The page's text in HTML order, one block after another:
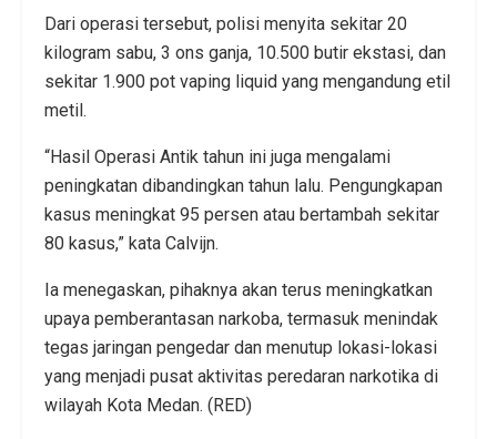
Dari operasi tersebut, polisi menyita sekitar 20
kilogram sabu, 3 ons ganja, 10.500 butir ekstasi, dan
sekitar 1.900 pot vaping liquid yang mengandung etil
metil.
“Hasil Operasi Antik tahun ini juga mengalami
peningkatan dibandingkan tahun lalu. Pengungkapan
kasus meningkat 95 persen atau bertambah sekitar
80 kasus,” kata Calvijn.
Ia menegaskan, pihaknya akan terus meningkatkan
upaya pemberantasan narkoba, termasuk menindak
tegas jaringan pengedar dan menutup lokasi-lokasi
yang menjadi pusat aktivitas peredaran narkotika di
wilayah Kota Medan. (RED)